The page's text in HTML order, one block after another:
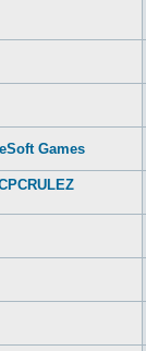
Games